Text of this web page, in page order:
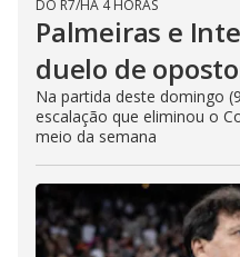
DO R7/HÁ 4 HORAS
Palmeiras e
duelo de
Na partida deste domingo
escalação que eliminou o
meio da semana